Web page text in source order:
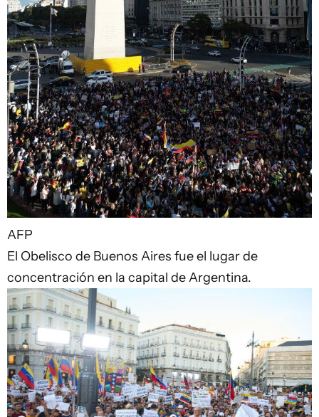
AFP
El Obelisco de Buenos Aires fue el lugar de
concentración en la capital de Argentina.